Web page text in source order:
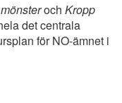
och Kropp
det centrala
för NO-ämnet i